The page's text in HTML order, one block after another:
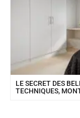
LE SECRET DES
TECHNIQUES,